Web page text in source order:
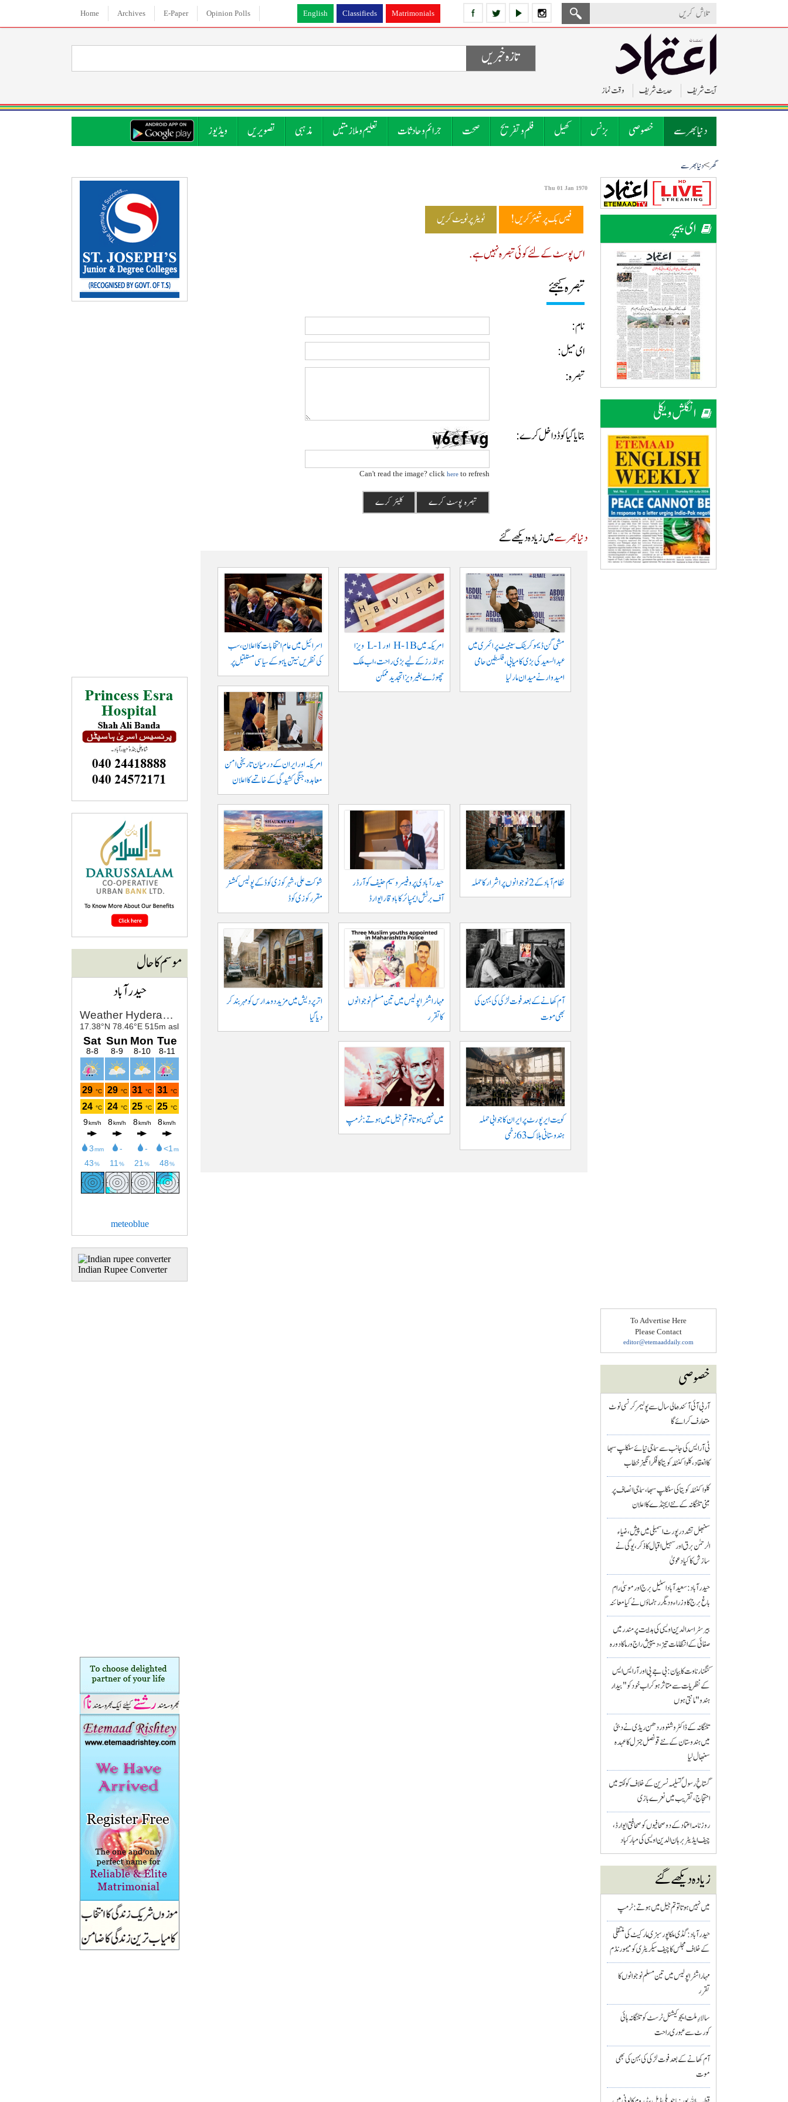
English Classifieds Matrimonials
Home Archives E-Paper Opinion Polls
آیت شریف حدیث شریف وقت نماز
تازہ خبریں
دنیا بھر سے خصوصی بزنس کھیل فلم و تفریح صحت جرائم و حادثات تعلیم و ملازمتیں مذہبی تصویریں ویڈیوز
گھر>دنیا بھر سے
ای پیپر
انگلش ویکلی
To Advertise Here
Please Contact
editor@etemaaddaily.com
خصوصی
آر بی آئی آئندہ مالی سال سے پولیمر کرنسی نوٹ
متعارف کرائے گا
ٹی آر ایس کی جانب سے سماجی نیائے سنکلپ سبھا
کا انعقاد، کلواکنٹلہ کویتا کا فکر انگیز خطاب
کلواکنٹلہ کویتا کی سنکلپ سبھا، سماجی انصاف پر
مبنی تلنگانہ کے نئے ایجنڈے کا اعلان
سنبھل تشدد رپورٹ اسمبلی میں پیش، ضیاء
الرحمٰن برق اور سہیل اقبال کا ذکر، یوگی نے
سازش کا کیا دعویٰ
حیدرآباد: سعیدآباد اسٹیل برج اور موسیٰ رام
باغ برج کا وزراء و دیگر رہنماؤں نے کیا معائنہ
بیرسٹر اسدالدین اویسی کی ہدایت پر مندر میں
صفائی کے انتظامات تیز، دیپیش راج ورما کا دورہ
کنگنا رناوت کا بیان: بی جے پی اور آر ایس ایس
کے نظریات سے متاثر ہو کر اب خود کو "بیدار
ہندو" مانتی ہوں
تلنگانہ کے ڈاکٹر وشنو وردھن ریڈی نے دبئی
میں ہندوستان کے نئے قونصل جنرل کا عہدہ
سنبھال لیا
گستاخِ رسولؐ تسلیمہ نسرین کے خلاف کولکتہ میں
احتجاج، تقریب میں نعرے بازی
روزنامہ اعتماد کے دو صحافیوں کو صحافتی ایوارڈ،
چیف ایڈیٹر برہان الدین اویسی کی مبارکباد
زیادہ دیکھے گئے
میں نہیں ہوتا تو تم جیل میں ہوتے : ٹرمپ
حیدرآباد: گڈی ملکاپور سبزی مارکیٹ کی منتقلی
کے خلاف مجلس کا چیف سیکریٹری کو میمورنڈم
مہاراشٹرا پولیس میں تین مسلم نو جوانوں کا
تقرر
سالارِ ملت ایجوکیشنل ٹرسٹ کو تلنگانہ ہائی
کورٹ سے عبوری راحت
آم کھانے کے بعد فوت لڑکی کی بہن کی بھی
موت
Thu 01 Jan 1970
فیس بک پر شیئر کریں! ٹویٹر پر ٹویٹ کریں
اس پوسٹ کے لئے کوئی تبصرہ نہیں ہے.
تبصرہ کیجئے
نام:
ای میل:
تبصرہ:
بتایا گیا کوڈ داخل کرے:
Can't read the image? click hereto refresh
دنیا بھر سےمیں زیادہ دیکھے گئے
مشی گن ڈیموکریٹک سینیٹ پرائمری میں
عبدالسعید کی بڑی کامیابی، فلسطین حامی
امیدوار نے میدان مار لیا
امریکہ میں H-1B اور L-1 ویزا
ہولڈرز کے لیے بڑی راحت، اب ملک
چھوڑے بغیر ویزا تجدید ممکن
اسرائیل میں عام انتخابات کا اعلان، سب
کی نظریں نیتن یاہو کے سیاسی مستقبل پر
امریکہ اور ایران کے درمیان تاریخی امن
معاہدہ، جنگی کشیدگی کے خاتمے کا اعلان
نظام آباد کے 2 نوجوانوں پر اشرار کا حملہ
حیدر آبادی پر و فیسر وسیم حنیف کو آرڈر
آف برٹش ایمپائر کا باوقار ایوارڈ
شوکت علی ، شہر کوزی کوڈ کے پولیس کمشنر
مقرر کوزی کوڈ
آم کھانے کے بعد فوت لڑکی کی بہن کی
بھی موت
مہاراشٹرا پولیس میں تین مسلم نو جوانوں
کا تقرر
اتر پردیش میں مزید دو مدارس کو مہر بند کر
دیا گیا
کویت ایر پورٹ پر ایران کا جوابی حملہ
ہندوستانی ہلاک 63 زخمی
میں نہیں ہوتا تو تم جیل میں ہوتے : ٹرمپ
موسم کا حال
حیدرآباد
meteoblue
Indian Rupee Converter